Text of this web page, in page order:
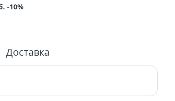
-10%
Доставка